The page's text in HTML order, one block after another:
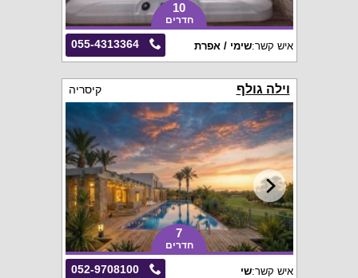
10
חדרים
055-4313364 איש קשר:שימי / אפרת
וילה גולף קיסריה
7
חדרים
052-9708100 איש קשר:שי